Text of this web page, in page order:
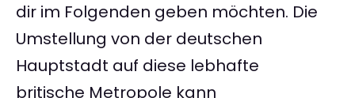
dir im Folgenden geben möchten. Die
Umstellung von der deutschen
Hauptstadt auf diese lebhafte
britische Metropole kann